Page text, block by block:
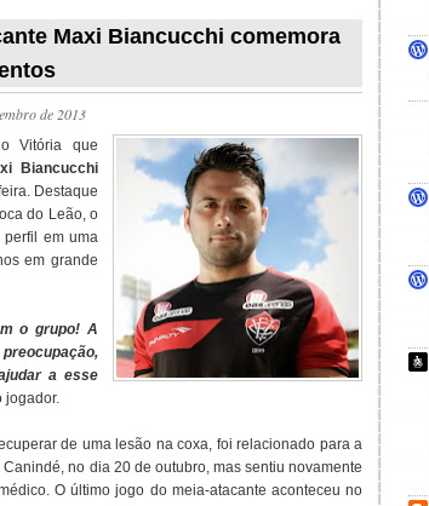
Maxi Biancucchi comemora
de 2013
Vitória que
Biancucchi
Destaque
do Leão, o
perfil em uma
em grande
o grupo! A
a esse
jogador.
de uma lesão na coxa, foi relacionado para a
no dia 20 de outubro, mas sentiu novamente
O último jogo do meia-atacante aconteceu no